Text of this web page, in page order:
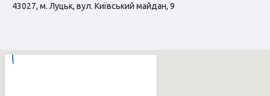
43027, м. Луцьк, вул. Київський майдан, 9